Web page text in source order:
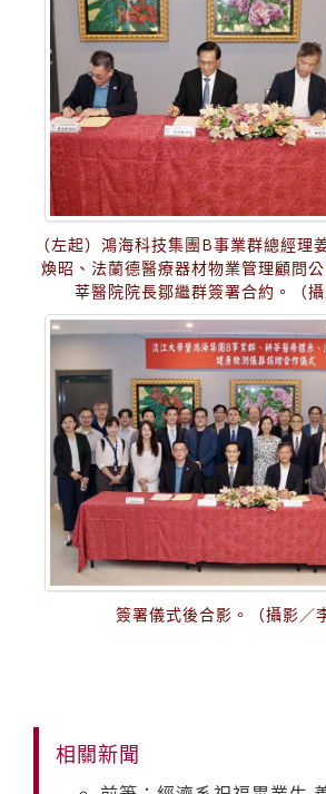
（左起）鴻海科技集團B事業群總經理
煥昭、法蘭德醫療器材物業管理顧問
莘醫院院長鄒繼群簽署合約。（攝
簽署儀式後合影。（攝影／
相關新聞